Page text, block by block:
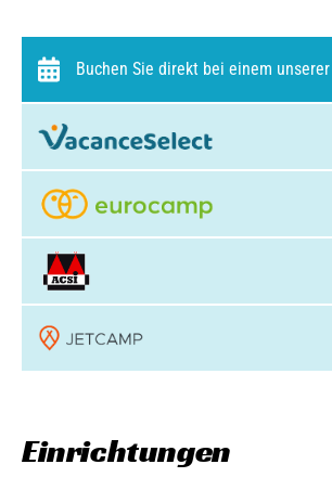
Buchen Sie direkt bei einem
Einrichtungen